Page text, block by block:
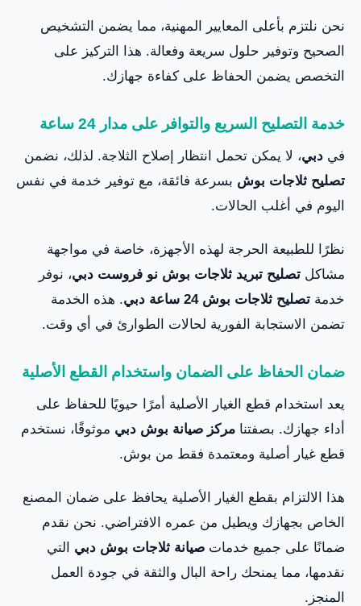
نحن نلتزم بأعلى المعايير المهنية، مما يضمن التشخيص
الصحيح وتوفير حلول سريعة وفعالة. هذا التركيز على
التخصص يضمن الحفاظ على كفاءة جهازك.
خدمة التصليح السريع والتوافر على مدار 24 ساعة
في دبي، لا يمكن تحمل انتظار إصلاح الثلاجة. لذلك، نضمن
تصليح ثلاجات بوش بسرعة فائقة، مع توفير خدمة في نفس
اليوم في أغلب الحالات.
نظرًا للطبيعة الحرجة لهذه الأجهزة، خاصة في مواجهة
مشاكل تصليح تبريد ثلاجات بوش نو فروست دبي، نوفر
خدمة تصليح ثلاجات بوش 24 ساعة دبي
. هذه الخدمة
تضمن الاستجابة الفورية لحالات الطوارئ في أي وقت.
ضمان الحفاظ على الضمان واستخدام القطع الأصلية
يعد استخدام قطع الغيار الأصلية أمرًا حيويًا للحفاظ على
أداء جهازك. بصفتنا مركز صيانة بوش دبي موثوقًا، نستخدم
قطع غيار أصلية ومعتمدة فقط من بوش.
هذا الالتزام بقطع الغيار الأصلية يحافظ على ضمان المصنع
الخاص بجهازك ويطيل من عمره الافتراضي. نحن نقدم
ضمانًا على جميع خدمات صيانة ثلاجات بوش دبي التي
نقدمها، مما يمنحك راحة البال والثقة في جودة العمل
المنجز.